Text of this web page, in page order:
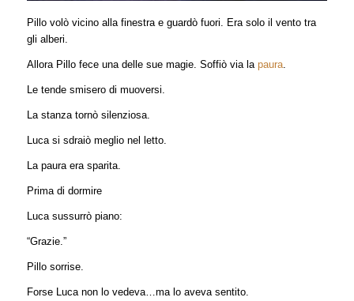
Pillo volò vicino alla finestra e guardò fuori. Era solo il vento tra
gli alberi.
Allora Pillo fece una delle sue magie. Soffiò via la paura.
Le tende smisero di muoversi.
La stanza tornò silenziosa.
Luca si sdraiò meglio nel letto.
La paura era sparita.
Prima di dormire
Luca sussurrò piano:
“Grazie.”
Pillo sorrise.
Forse Luca non lo vedeva…ma lo aveva sentito.